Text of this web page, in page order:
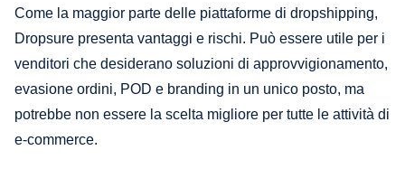
Come la maggior parte delle piattaforme di dropshipping,
Dropsure presenta vantaggi e rischi. Può essere utile per i
venditori che desiderano soluzioni di approvvigionamento,
evasione ordini, POD e branding in un unico posto, ma
potrebbe non essere la scelta migliore per tutte le attività di
e-commerce.